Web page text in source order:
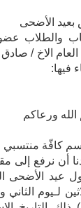
بعيد الأضحى
والطلاب عضو
الاخ /
ورعاكم
كافّة منتسبي
أن نرفع إلى
عيد الأضحى
لـيوم